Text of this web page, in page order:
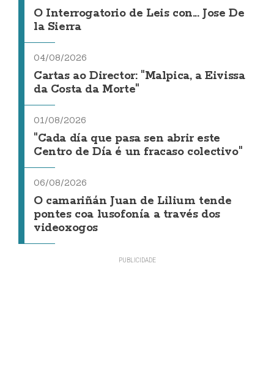
O Interrogatorio de Leis con... Jose De
la Sierra
04/08/2026
Cartas ao Director: "Malpica, a Eivissa
da Costa da Morte"
01/08/2026
"Cada día que pasa sen abrir este
Centro de Día é un fracaso colectivo"
06/08/2026
O camariñán Juan de Lilium tende
pontes coa lusofonía a través dos
videoxogos